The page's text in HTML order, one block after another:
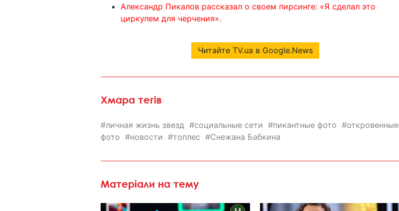
Александр Пикалов рассказал о своем пирсинге: «Я сделал это
циркулем для черчения».
Читайте TV.ua в Google.News
Хмара тегів
личная жизнь звезд социальные сети пикантные фото
откровенные
фото
новости топлес Снежана Бабкина
Матеріали на тему